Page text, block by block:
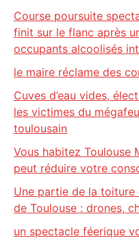
Course poursuite
finit sur le flanc après
occupants alcoolisés
le maire réclame des
Cuves d’eau vides,
les victimes du
toulousain
Vous habitez Toulouse
peut réduire votre
Une partie de la toiture
de Toulouse : drones,
un spectacle féerique